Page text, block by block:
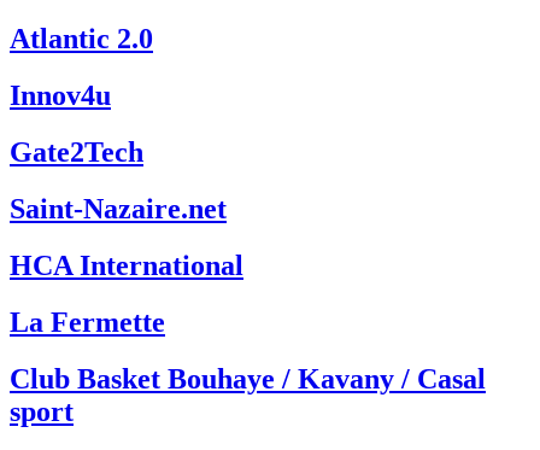
Atlantic 2.0
Innov4u
Gate2Tech
Saint-Nazaire.net
HCA International
La Fermette
Club Basket Bouhaye / Kavany / Casal
sport